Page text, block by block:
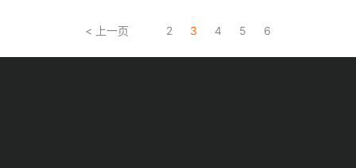
< 上一页 2 3 4 5 6